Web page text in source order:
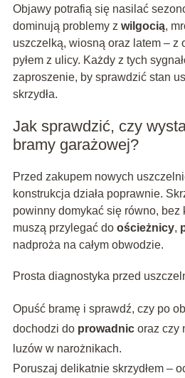
Objawy potrafią się nasilać
dominują problemy z wilgocią,
uszczelką, wiosną oraz latem – z
pyłem z ulicy. Każdy z tych
zaproszenie, by sprawdzić stan
skrzydła.
Jak sprawdzić, czy
bramy garażowej?
Przed zakupem nowych
konstrukcja działa poprawnie.
powinny domykać się równo,
muszą przylegać do ościeżnicy,
nadproża na całym obwodzie.
Prosta diagnostyka przed
Opuść bramę i sprawdź, czy po
dochodzi do prowadnicoraz czy
luzów w narożnikach.
Poruszaj delikatnie skrzydłem –